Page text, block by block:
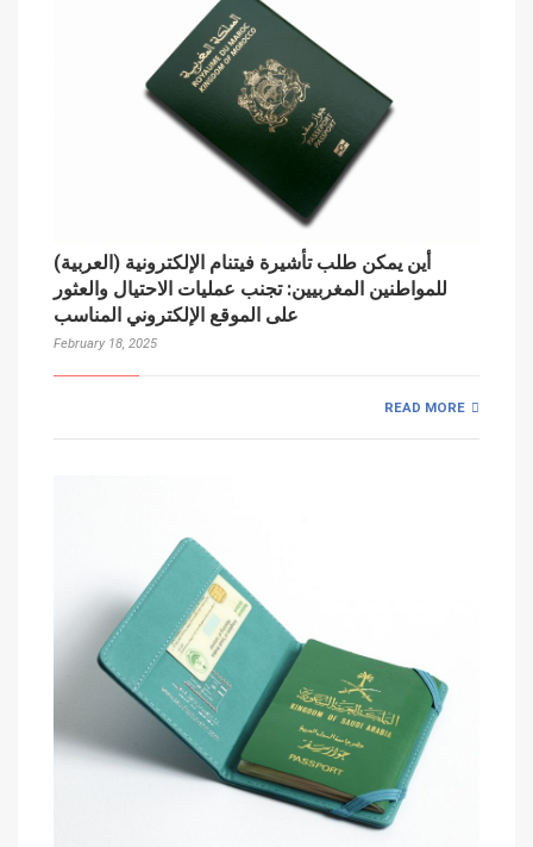
(العربية) أين يمكن طلب تأشيرة فيتنام الإلكترونية
للمواطنين المغربيين: تجنب عمليات الاحتيال والعثور
على الموقع الإلكتروني المناسب
February 18, 2025
READ MORE